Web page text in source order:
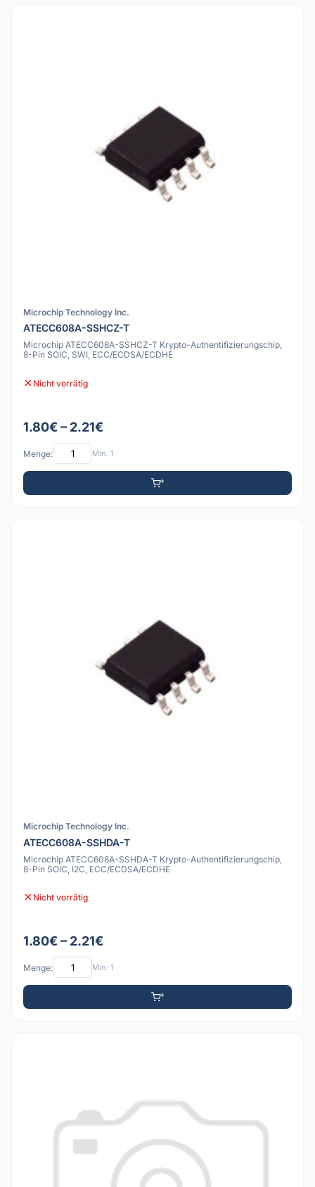
Microchip Technology Inc.
ATECC608A-SSHCZ-T
Microchip ATECC608A-SSHCZ-T Krypto-Authentifizierungschip,
8-Pin SOIC, SWI, ECC/ECDSA/ECDHE
Nicht vorrätig
1.80€ – 2.21€
Menge: Min: 1
Microchip Technology Inc.
ATECC608A-SSHDA-T
Microchip ATECC608A-SSHDA-T Krypto-Authentifizierungschip,
8-Pin SOIC, I2C, ECC/ECDSA/ECDHE
Nicht vorrätig
1.80€ – 2.21€
Menge: Min: 1